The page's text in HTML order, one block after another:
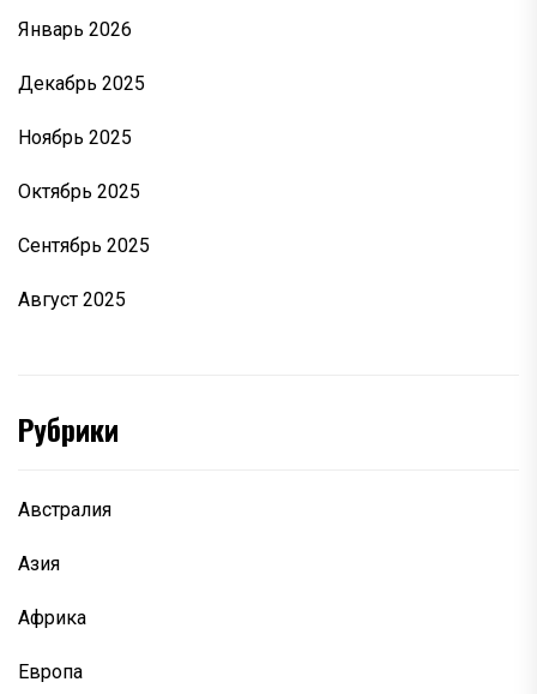
Январь 2026
Декабрь 2025
Ноябрь 2025
Октябрь 2025
Сентябрь 2025
Август 2025
Рубрики
Австралия
Азия
Африка
Европа